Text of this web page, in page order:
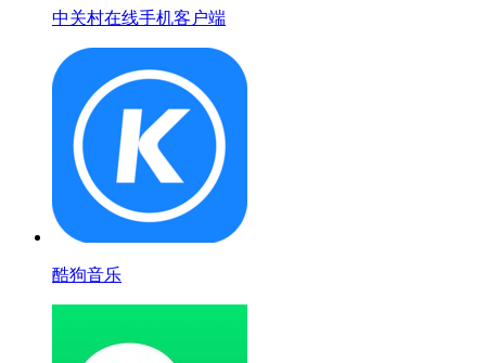
中关村在线手机客户端
酷狗音乐